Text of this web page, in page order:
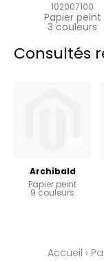
102007100
Papier peint
3 couleurs
Consultés
Archibald
Papier peint
9 couleurs
Accueil ›